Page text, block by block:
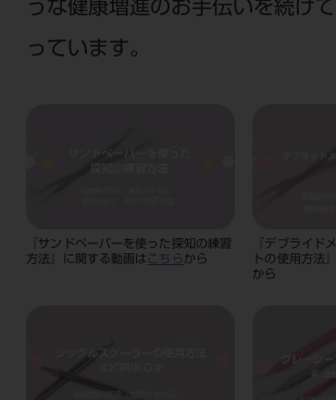
うな健康増進のお手伝いを続け
っています。
『サンドペーパーを使った探知の練習
方法』に関する動画は こちらから
『デブライド
トの使用方法
から